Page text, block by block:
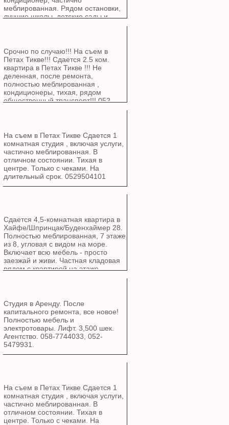
меблированная. Рядом остановки,
лучшие школы, детские сады и
Срочно по случаю!!! На съем в
Петах Тикве!!! Сдается 2.5 ком.
квартира в Петах Тикве !!! Не
деленная, после ремонта,
полностью меблированная ,
кондиционеры, тихая, рядом
общественный транспорт!!! 052-
На съем в Петах Тикве Сдается 1
комнатная студия , включая услуги,
частично меблированная. В
отличном состоянии. Тихая в
центре. Только с чеками. На
длительный срок. 0529504101
Сдается 4,5-комнатная квартира в
Хайфе/Шпринцак/Буденхаймер 28.
Полностью меблированная, 7 этаже
из 8, угловая с видом на море.
Включает всю мебель - просто
заезжай и живи. Частная кладовая
рядом с квартирой на этаже,
Гостиная: 1 + 3 + журнальный
столик Детская комната: все
Спальня: все Кабинет: угловой
стол, полки, диван, книжные шкафы
Много места для хранения Духовка,
плита, небольшая посудомоечная
Студия в Аренду. После
капитального ремонта, все новое!
Полностью мебель и
электротовары. Лифт. 3,500 шек.
Агентство. 058-7744033, 052-
5479931.
На съем в Петах Тикве Сдается 1
комнатная студия , включая услуги,
частично меблированная. В
отличном состоянии. Тихая в
центре. Только с чеками. На